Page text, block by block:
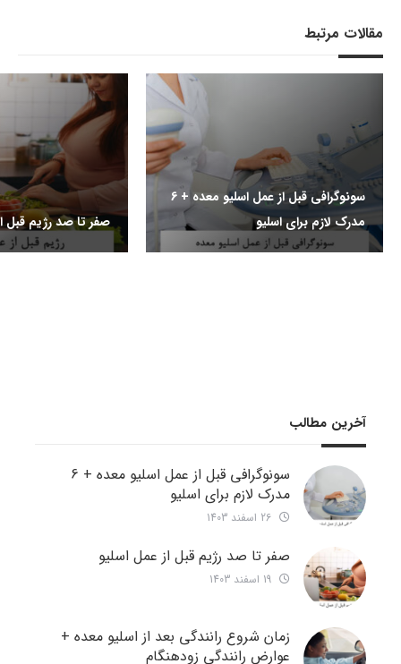
مقالات مرتبط
سونوگرافی قبل از عمل اسلیو معده + 6
مدرک لازم برای اسلیو
صفر تا صد رژیم قبل
آخرین مطالب
سونوگرافی قبل از عمل اسلیو معده + 6
مدرک لازم برای اسلیو
صفر تا صد رژیم قبل از عمل اسلیو
زمان شروع رانندگی بعد از اسلیو معده +
عوارض رانندگی زودهنگام